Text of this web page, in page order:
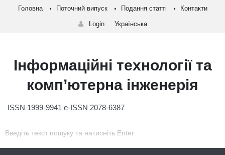
Головна Поточний випуск Подання статті Контакти
Login Українська
Інформаційні технології та
комп’ютерна інженерія
ISSN 1999-9941 e-ISSN 2078-6387